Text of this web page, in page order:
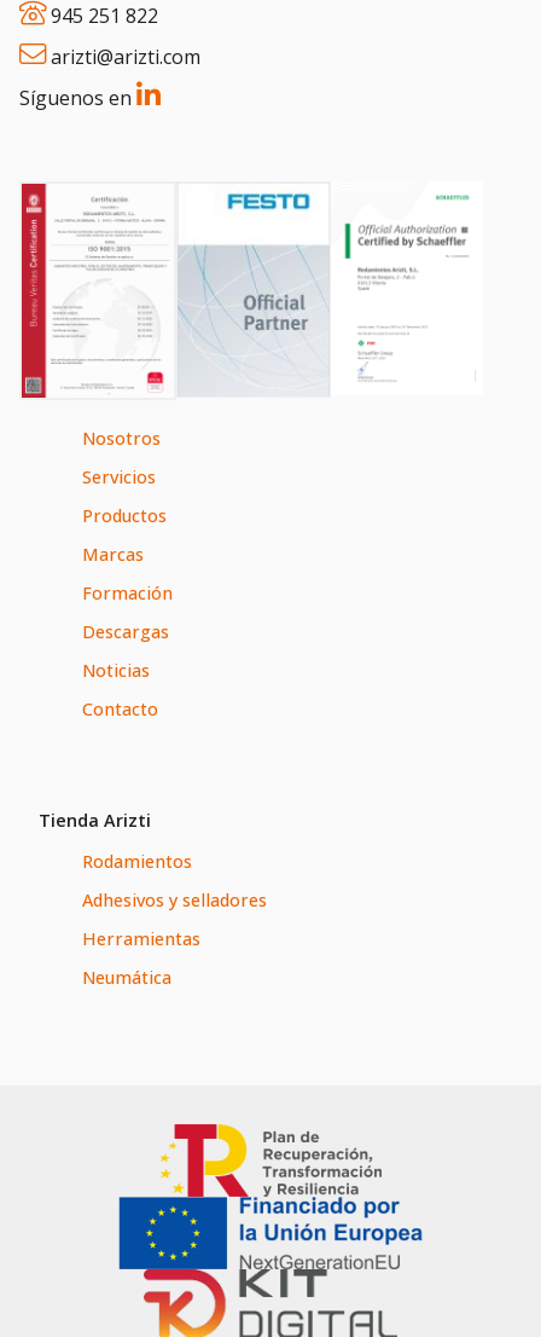
945 251 822
arizti@arizti.com
Síguenos en
Nosotros
Servicios
Productos
Marcas
Formación
Descargas
Noticias
Contacto
Tienda Arizti
Rodamientos
Adhesivos y selladores
Herramientas
Neumática